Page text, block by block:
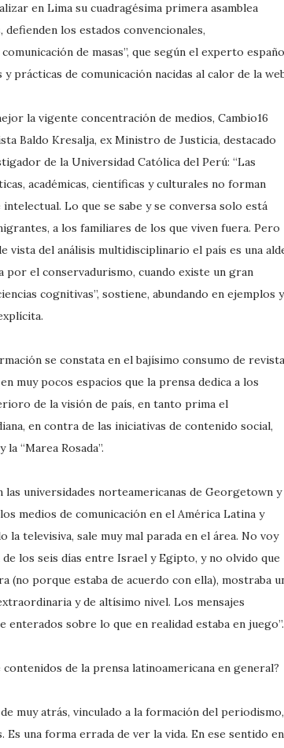
en Lima su cuadragésima primera asamblea
los estados convencionales,
de masas”, que según el experto
prácticas de comunicación nacidas al calor de la
la vigente concentración de medios, Cambio16
Baldo Kresalja, ex Ministro de Justicia, destacado
de la Universidad Católica del Perú: “Las
académicas, científicas y culturales no forman
Lo que se sabe y se conversa solo está
a los familiares de los que viven fuera. Pero
vista del análisis multidisciplinario el país es una
por el conservadurismo, cuando existe un gran
cognitivas”, sostiene, abundando en ejemplos y
se constata en el bajísimo consumo de
muy pocos espacios que la prensa dedica a los
de la visión de país, en tanto prima el
en contra de las iniciativas de contenido social,
“Marea Rosada”.
universidades norteamericanas de Georgetown y
medios de comunicación en el América Latina y
televisiva, sale muy mal parada en el área. No voy
los seis días entre Israel y Egipto, y no olvido que
(no porque estaba de acuerdo con ella), mostraba
y de altísimo nivel. Los mensajes
sobre lo que en realidad estaba en juego”.
de la prensa latinoamericana en general?
muy atrás, vinculado a la formación del
una forma errada de ver la vida. En ese sentido